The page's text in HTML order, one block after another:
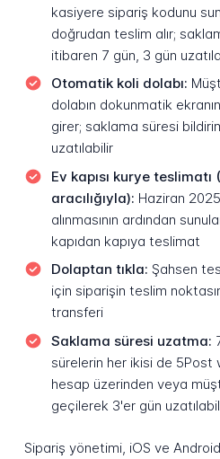
kasiyere sipariş kodunu
doğrudan teslim alır;
itibaren 7 gün, 3 gün
Otomatik koli dolabı:
dolabın dokunmatik
girer; saklama süresi
uzatılabilir
Ev kapısı kurye
aracılığıyla): Haziran
alınmasının ardından
kapıdan kapıya teslimat
Dolaptan tıkla: Şahsen
için siparişin teslim
transferi
Saklama süresi uzatma:
sürelerin her ikisi de
hesap üzerinden veya
geçilerek 3'er gün
Sipariş yönetimi, iOS ve